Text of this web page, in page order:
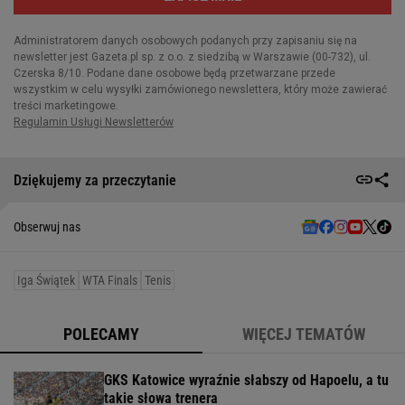
Dziękujemy za przeczytanie
Obserwuj nas
Iga Świątek WTA Finals Tenis
POLECAMY WIĘCEJ TEMATÓW
GKS Katowice wyraźnie słabszy od Hapoelu, a tu
takie słowa trenera